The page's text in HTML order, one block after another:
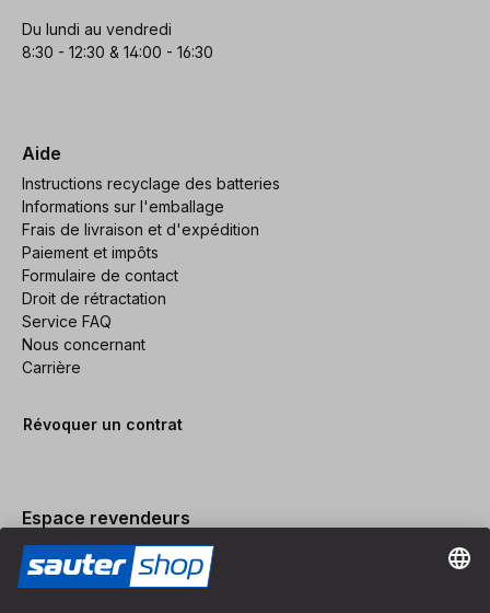
Du lundi au vendredi
8:30 - 12:30 & 14:00 - 16:30
Aide
Instructions recyclage des batteries
Informations sur l'emballage
Frais de livraison et d'expédition
Paiement et impôts
Formulaire de contact
Droit de rétractation
Service FAQ
Nous concernant
Carrière
Révoquer un contrat
Espace revendeurs
Devenir revendeur